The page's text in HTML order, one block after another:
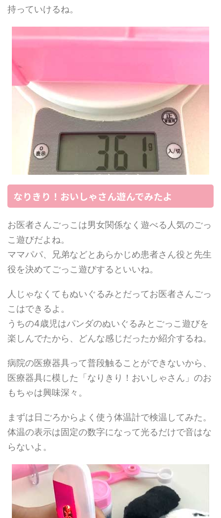
持っていけるね。
なりきり！おいしゃさん遊んでみたよ
お医者さんごっこは男女関係なく遊べる人気のごっ
こ遊びだよね。
ママパパ、兄弟などとあらかじめ患者さん役と先生
役を決めてごっこ遊びするといいね。
人じゃなくてもぬいぐるみとだってお医者さんごっ
こはできるよ。
うちの4歳児はパンダのぬいぐるみとごっこ遊びを
楽しんでたから、どんな感じだったか紹介するね。
病院の医療器具って普段触ることができないから、
医療器具に模した「なりきり！おいしゃさん」のお
もちゃは興味深々。
まずは日ごろからよく使う体温計で検温してみた。
体温の表示は固定の数字になって光るだけで音はな
らないよ。